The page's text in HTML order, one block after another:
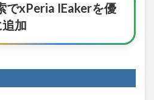
でxPeria IEakerを優
加